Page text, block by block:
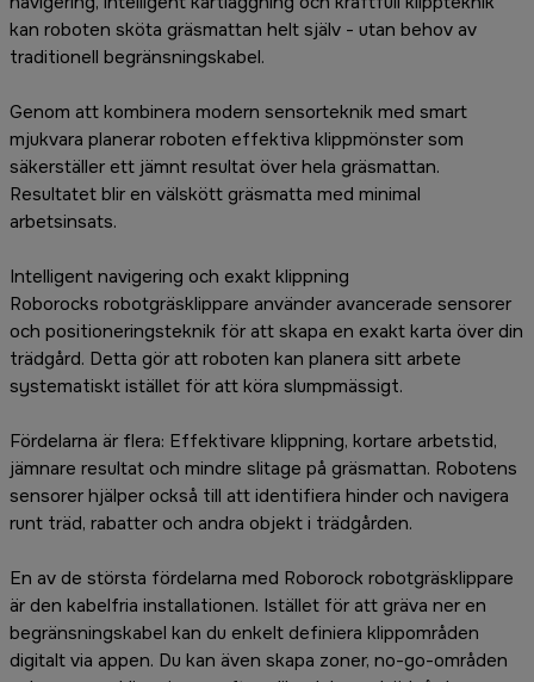
kan roboten sköta gräsmattan helt själv - utan behov av
traditionell begränsningskabel.
Genom att kombinera modern sensorteknik med smart
mjukvara planerar roboten effektiva klippmönster som
säkerställer ett jämnt resultat över hela gräsmattan.
Resultatet blir en välskött gräsmatta med minimal
arbetsinsats.
Intelligent navigering och exakt klippning
Roborocks robotgräsklippare använder avancerade sensorer
och positioneringsteknik för att skapa en exakt karta över din
trädgård. Detta gör att roboten kan planera sitt arbete
systematiskt istället för att köra slumpmässigt.
Fördelarna är flera: Effektivare klippning, kortare arbetstid,
jämnare resultat och mindre slitage på gräsmattan. Robotens
sensorer hjälper också till att identifiera hinder och navigera
runt träd, rabatter och andra objekt i trädgården.
En av de största fördelarna med Roborock robotgräsklippare
är den kabelfria installationen. Istället för att gräva ner en
begränsningskabel kan du enkelt definiera klippområden
digitalt via appen. Du kan även skapa zoner, no-go-områden